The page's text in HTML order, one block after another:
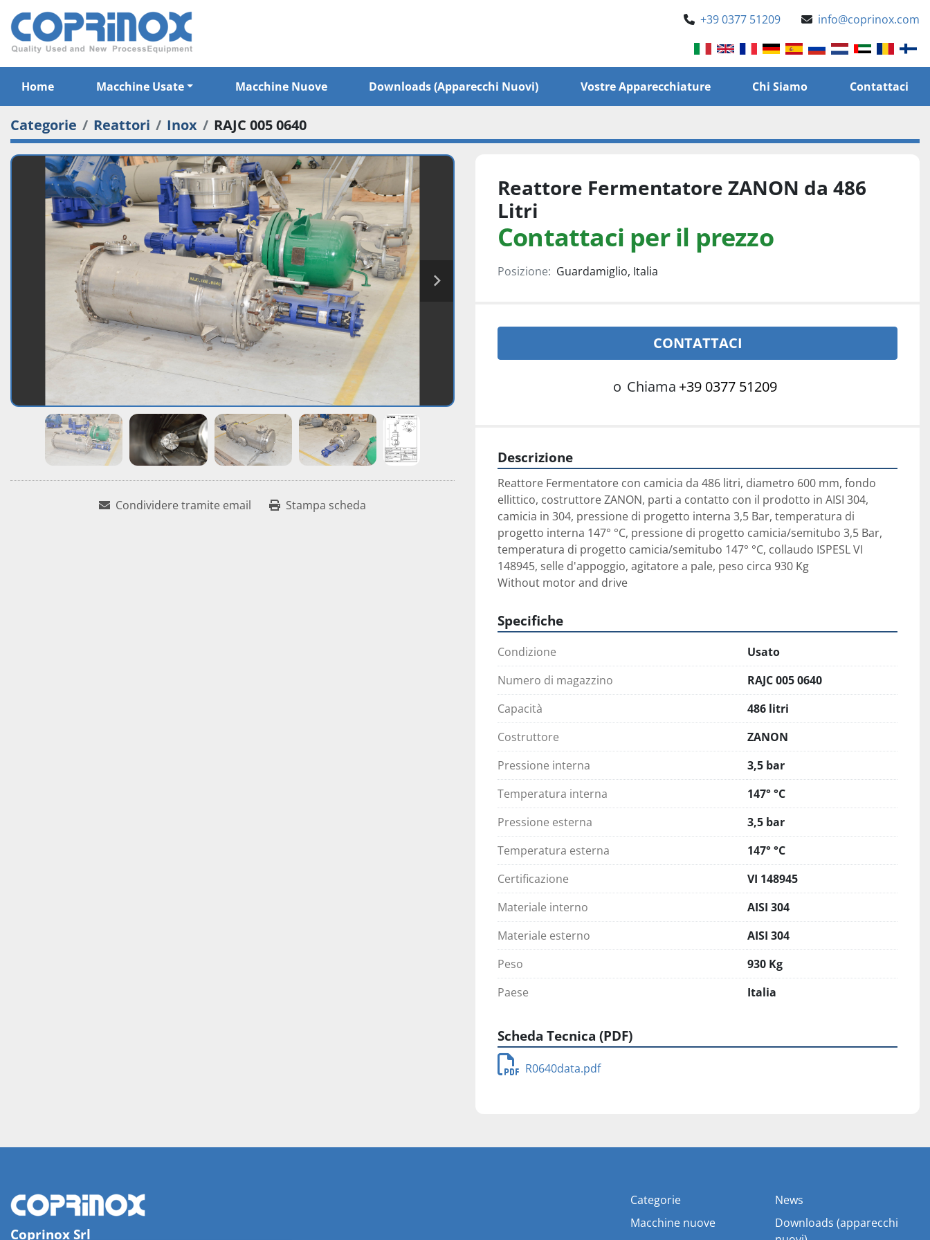
+39 0377 51209 info@coprinox.com
Home Macchine Usate Macchine Nuove Downloads (apparecchi Nuovi) Vostre Apparecchiature Chi Siamo Contattaci
Categorie Reattori Inox RAJC 005 0640
Condividere tramite email Stampa scheda
Reattore Fermentatore ZANON da 486
Litri
Contattaci per il prezzo
Posizione: Guardamiglio, Italia
CONTATTACI
o Chiama +39 0377 51209
Descrizione
Reattore Fermentatore con camicia da 486 litri, diametro 600 mm, fondo
ellittico, costruttore ZANON, parti a contatto con il prodotto in AISI 304,
camicia in 304, pressione di progetto interna 3,5 Bar, temperatura di
progetto interna 147° °C, pressione di progetto camicia/semitubo 3,5 Bar,
temperatura di progetto camicia/semitubo 147° °C, collaudo ISPESL VI
148945, selle d'appoggio, agitatore a pale, peso circa 930 Kg
Without motor and drive
Specifiche
Condizione
Usato
Numero di magazzino
RAJC 005 0640
Capacità
486 litri
Costruttore
ZANON
Pressione interna
3,5 bar
Temperatura interna
147° °C
Pressione esterna
3,5 bar
Temperatura esterna
147° °C
Certificazione
VI 148945
Materiale interno
AISI 304
Materiale esterno
AISI 304
Peso
930 Kg
Paese
Italia
Scheda Tecnica (PDF)
R0640data.pdf
Coprinox Srl
Categorie
News
Macchine nuove
Downloads (apparecchi